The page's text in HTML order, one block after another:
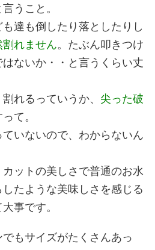
うこと。
達も倒したり落としたりし
割れません。たぶん叩きつけ
ないか・・と言うくらい丈
れるっていうか、 尖った破
て。
いないので、わからないん
ットの美しさで普通のお水
たような美味しさを感じる
事です。
もサイズがたくさんあっ